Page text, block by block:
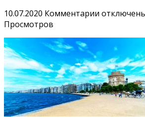
10.07.2020 Комментарии к
знижка
рейси
Wizz
Air
на
Кіпр,
Просмотров